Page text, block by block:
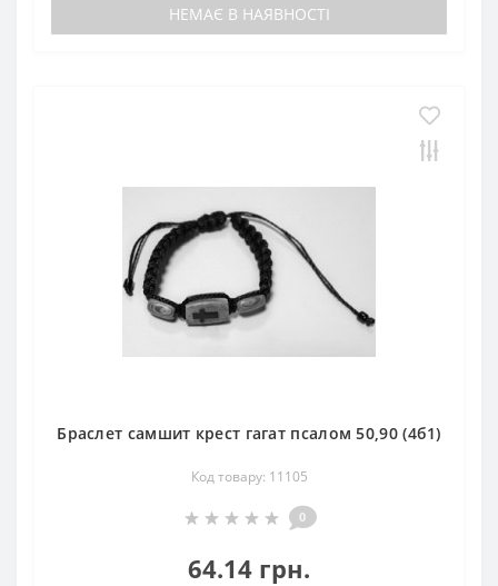
НЕМАЄ В НАЯВНОСТІ
Браслет самшит крест гагат псалом 50,90 (4б1)
Код товару: 11105
0
64.14 грн.